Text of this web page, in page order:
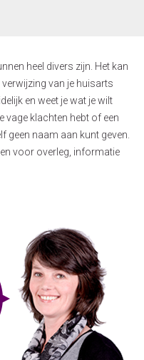
heel divers zijn. Het kan
van je huisarts
en weet je wat je wilt
vage klachten hebt of een
geen naam aan kunt geven.
voor overleg, informatie